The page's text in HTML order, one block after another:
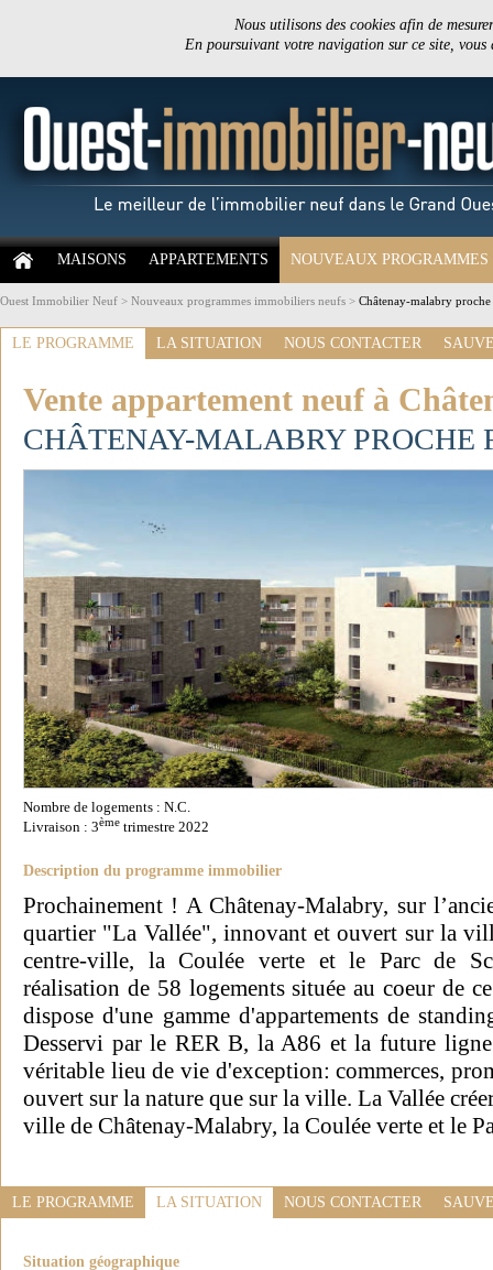
Nous utilisons des cookies afin de
En poursuivant votre navigation sur ce site,
MAISONS APPARTEMENTS NOUVEAUX PROGRAMMES
Ouest Immobilier Neuf > Nouveaux programmes immobiliers neufs > Châtenay-malabry
LE PROGRAMME LA SITUATION NOUS CONTACTER
Vente appartement neuf à
CHÂTENAY-MALABRY PROCHE
Nombre de logements : N.C.
Livraison : 3ème trimestre 2022
Description du programme immobilier
Prochainement ! A Châtenay-Malabry, sur
quartier "La Vallée", innovant et ouvert sur la
centre-ville, la Coulée verte et le Parc de
réalisation de 58 logements située au coeur de
dispose d'une gamme d'appartements de
Desservi par le RER B, la A86 et la future
véritable lieu de vie d'exception: commerces,
ouvert sur la nature que sur la ville. La Vallée
ville de Châtenay-Malabry, la Coulée verte et le
LE PROGRAMME LA SITUATION NOUS CONTACTER
Situation géographique